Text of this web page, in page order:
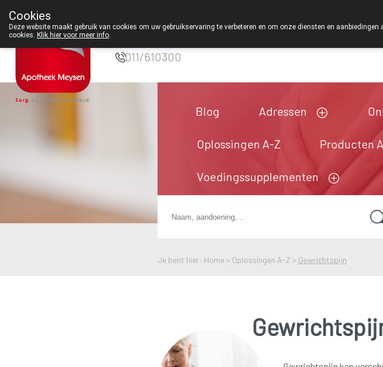
Apotheek Meysen
011/610300
Blog Adressen
Oplossingen A-Z Producten
Voedingssupplementen
Je bent hier: Home > Oplossingen A-Z > Gewrichtspijn
Cookies
Deze website maakt gebruik van cookies om uw gebruikservaring te verbeteren en om onze diensten en
cookies. Klik hier voor meer info.